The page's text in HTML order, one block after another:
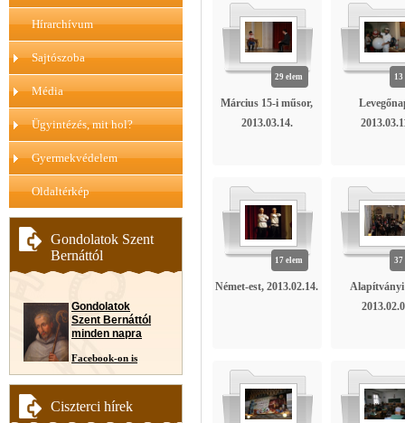
Hírarchívum
Sajtószoba
Média
Ügyintézés, mit hol?
Gyermekvédelem
Oldaltérkép
Gondolatok Szent
Bernáttól
Gondolatok
Szent Bernáttól
minden napra
Facebook-on is
Ciszterci hírek
29 elem
Március 15-i műsor,
2013.03.14.
13
17 elem
Német-est, 2013.02.14.
37